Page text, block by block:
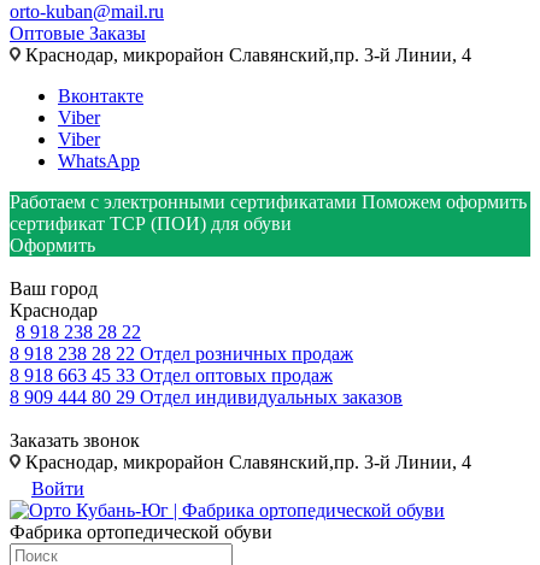
orto-kuban@mail.ru
Оптовые Заказы
Краснодар, микрорайон Славянский,пр. 3-й Линии, 4
Вконтакте
Viber
Viber
WhatsApp
Работаем с электронными сертификатами Поможем оформить
сертификат ТСР (ПОИ) для обуви
Оформить
Ваш город
Краснодар
8 918 238 28 22
8 918 238 28 22 Отдел розничных продаж
8 918 663 45 33 Отдел оптовых продаж
8 909 444 80 29 Отдел индивидуальных заказов
Заказать звонок
Краснодар, микрорайон Славянский,пр. 3-й Линии, 4
Войти
Фабрика ортопедической обуви